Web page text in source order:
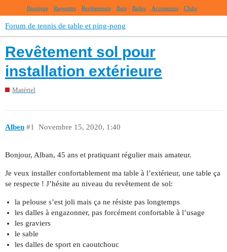
Boutique Raquettes Revêtements Bois Balles Accessoires Clubs
Forum de tennis de table et ping-pong
Revêtement sol pour
installation extérieure
Matériel
Alben Novembre 15, 2020, 1:40
#1
Bonjour, Alban, 45 ans et pratiquant régulier mais amateur.
Je veux installer confortablement ma table à l’extérieur, une table ça
se respecte ! J’hésite au niveau du revêtement de sol:
la pelouse s’est joli mais ça ne résiste pas longtemps
les dalles à engazonner, pas forcément confortable à l’usage
les graviers
le sable
les dalles de sport en caoutchouc